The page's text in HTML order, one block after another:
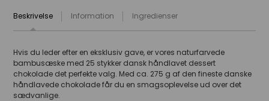
Beskrivelse Information Ingredienser
Hvis du leder efter en eksklusiv gave, er vores naturfarvede
bambusæske med 25 stykker dansk håndlavet dessert
chokolade det perfekte valg. Med ca. 275 g af den fineste danske
håndlavede chokolade får du en smagsoplevelse ud over det
sædvanlige.